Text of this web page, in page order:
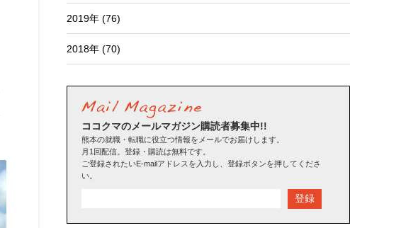
2019年 (76)
2018年 (70)
ココクマのメールマガジン購読者募集中!!
熊本の就職・転職に役立つ情報をメールでお届けします。
月1回配信。登録・購読は無料です。
ご登録されたいE-mailアドレスを入力し、登録ボタンを押してくださ
い。
登録